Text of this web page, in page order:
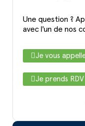
Une question ?
avec l'un de nos
Je vous
Je prends RDV